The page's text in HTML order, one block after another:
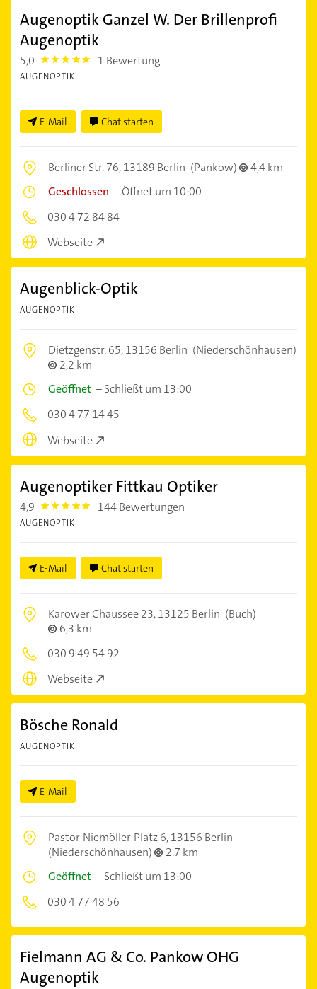
Augenoptik Ganzel W. Der Brillenprofi
Augenoptik
5,0 5.0 1 Bewertung
AUGENOPTIK
E-Mail Chat starten
Berliner Str. 76,13189 Berlin (Pankow)
4,4 km
Geschlossen –Öffnet um 10:00
030 4 72 84 84
Webseite
Augenblick-Optik
AUGENOPTIK
Dietzgenstr. 65,13156 Berlin (Niederschönhausen)
2,2 km
Geöffnet –Schließt um 13:00
030 4 77 14 45
Webseite
Augenoptiker Fittkau Optiker
4,9 4.9 144 Bewertungen
AUGENOPTIK
E-Mail Chat starten
Karower Chaussee 23,13125 Berlin (Buch)
6,3 km
030 9 49 54 92
Webseite
Bösche Ronald
AUGENOPTIK
E-Mail
Pastor-Niemöller-Platz 6,13156 Berlin
(Niederschönhausen)
2,7 km
Geöffnet –Schließt um 13:00
030 4 77 48 56
Fielmann AG & Co. Pankow OHG
Augenoptik